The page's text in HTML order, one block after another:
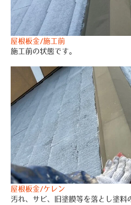
屋根板金/施工前
施工前の状態です。
屋根板金/ケレン
汚れ、サビ、旧塗膜等を落とし塗料